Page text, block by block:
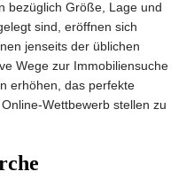
bezüglich Größe, Lage und
sind, eröffnen sich
jenseits der üblichen
Wege zur Immobiliensuche
erhöhen, das perfekte
Wettbewerb stellen zu